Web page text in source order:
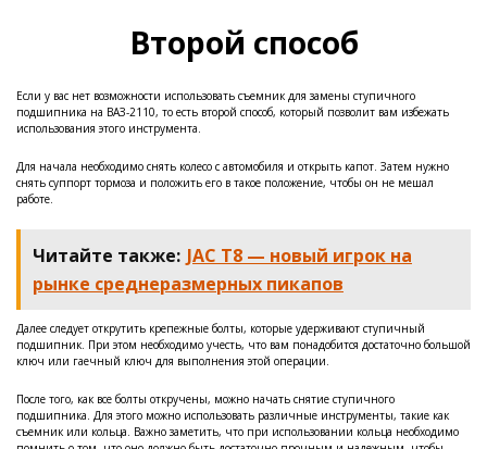
Второй способ
Если у вас нет возможности использовать съемник для замены ступичного
подшипника на ВАЗ-2110, то есть второй способ, который позволит вам избежать
использования этого инструмента.
Для начала необходимо снять колесо с автомобиля и открыть капот. Затем нужно
снять суппорт тормоза и положить его в такое положение, чтобы он не мешал
работе.
Читайте также: JAC T8 — новый игрок на
рынке среднеразмерных пикапов
Далее следует открутить крепежные болты, которые удерживают ступичный
подшипник. При этом необходимо учесть, что вам понадобится достаточно большой
ключ или гаечный ключ для выполнения этой операции.
После того, как все болты откручены, можно начать снятие ступичного
подшипника. Для этого можно использовать различные инструменты, такие как
съемник или кольца. Важно заметить, что при использовании кольца необходимо